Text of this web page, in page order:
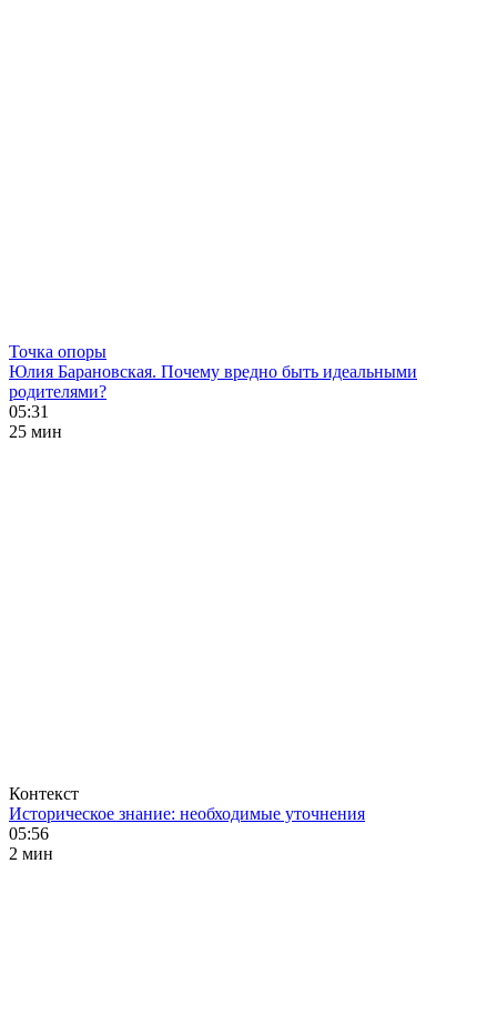
Точка опоры
Юлия Барановская. Почему вредно быть идеальными
родителями?
05:31
25 мин
Контекст
Историческое знание: необходимые уточнения
05:56
2 мин